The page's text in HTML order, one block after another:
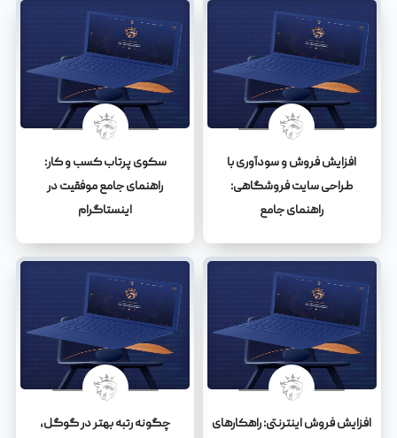
افزایش فروش و سودآوری با
طراحی سایت فروشگاهی:
راهنمای جامع
سکوی پرتاب کسب و کار:
راهنمای جامع موفقیت در
اینستاگرام
افزایش فروش اینترنتی: راهکارهای
چگونه رتبه بهتر در گوگل،